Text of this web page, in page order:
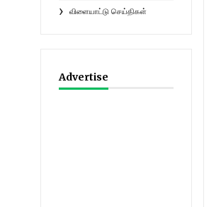
விளையாட்டு செய்திகள்
Advertise